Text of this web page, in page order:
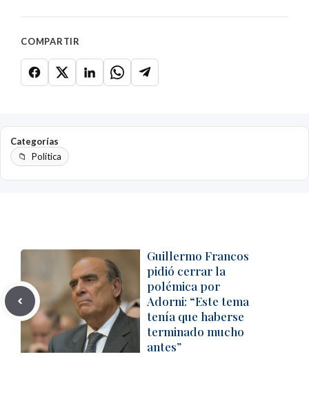
COMPARTIR
Categorías
Política
Guillermo Francos
pidió cerrar la
polémica por
Adorni: “Este tema
tenía que haberse
terminado mucho
antes”